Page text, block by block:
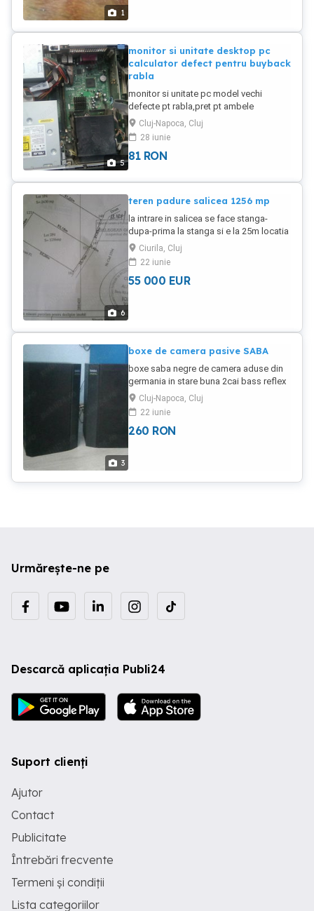
1
5
monitor si unitate desktop pc
calculator defect pentru buyback
rabla
monitor si unitate pc model vechi
defecte pt rabla,pret pt ambele
Cluj-Napoca, Cluj
28 iunie
81 RON
6
teren padure salicea 1256 mp
la intrare in salicea se face stanga-
dupa-prima la stanga si e la 25m locatia
pe stanga drumului-24m front pe 53-
total 1256mp-visavis de casa noua cu
teren de fotbal-exact intre-se vede n
poze la capatul markerului
ideal pt azil ,vila la comanda,firma
duplexuri d+p+e[ultima poza e la
suceagu]
Ciurila, Cluj
22 iunie
55 000 EUR
3
boxe de camera pasive SABA
boxe saba negre de camera aduse din
germania in stare buna 2cai bass reflex
optic 9din100.se leaga la statie-au fost
parte a unei combine sau linii
audio.h38l23a20-marime,pretul e per
pereche
Cluj-Napoca, Cluj
22 iunie
260 RON
Urmărește-ne pe
Descarcă aplicația Publi24
Suport clienți
Ajutor
Contact
Publicitate
Întrebări frecvente
Termeni și condiții
Lista categoriilor